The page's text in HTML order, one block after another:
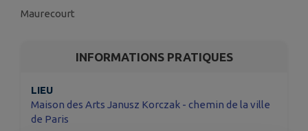
Maurecourt
INFORMATIONS PRATIQUES
LIEU
Maison des Arts Janusz Korczak - chemin de la ville
de Paris